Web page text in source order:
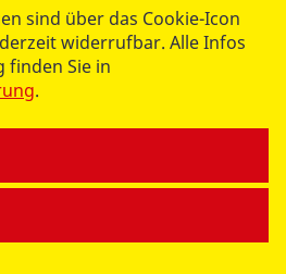
sind über das Cookie-Icon
widerrufbar. Alle Infos
finden Sie in
.